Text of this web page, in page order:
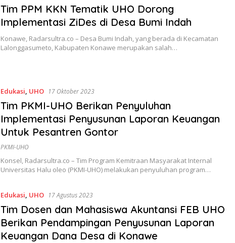
Tim PPM KKN Tematik UHO Dorong
Implementasi ZiDes di Desa Bumi Indah
Konawe, Radarsultra.co – Desa Bumi Indah, yang berada di Kecamatan
Lalonggasumeto, Kabupaten Konawe merupakan salah…
Edukasi, UHO 17 Oktober 2023
Tim PKMI-UHO Berikan Penyuluhan
Implementasi Penyusunan Laporan Keuangan
Untuk Pesantren Gontor
PKMI-UHO
Konsel, Radarsultra.co – Tim Program Kemitraan Masyarakat Internal
Universitas Halu oleo (PKMI-UHO) melakukan penyuluhan program…
Edukasi, UHO 17 Agustus 2023
Tim Dosen dan Mahasiswa Akuntansi FEB UHO
Berikan Pendampingan Penyusunan Laporan
Keuangan Dana Desa di Konawe